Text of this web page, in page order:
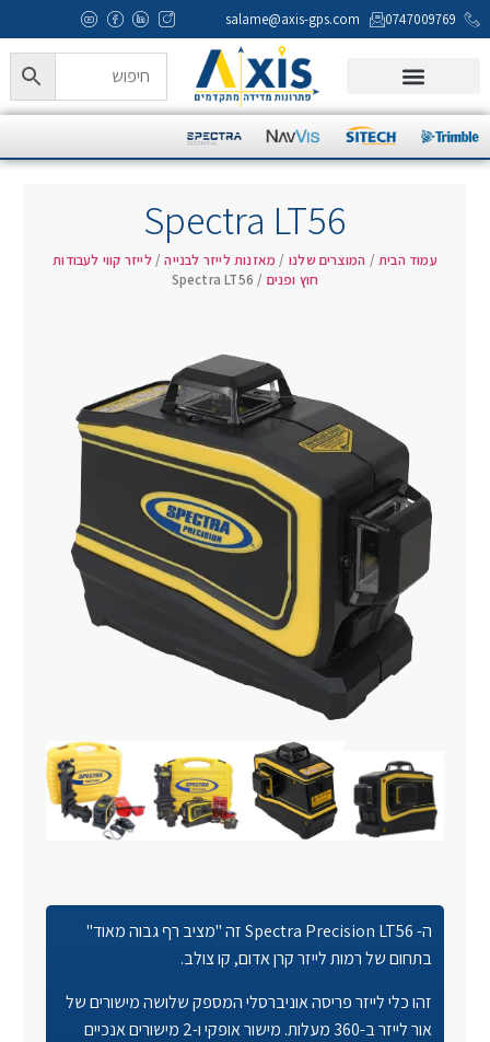
0747009769
salame@axis-gps.com
Spectra LT56
עמוד הבית / המוצרים שלנו / מאזנות לייזר לבנייה/לייזר קווי לעבודות
חוץ ופנים / Spectra LT56
ה-Spectra Precision LT56זה "מציב רף גבוה מאוד"
בתחום של רמות לייזר קרן אדום, קו צולב.
זהו כלי לייזר פריסה אוניברסלי המספק שלושה מישורים של
אור לייזר ב-360 מעלות. מישור אופקי ו-2 מישורים אנכיים